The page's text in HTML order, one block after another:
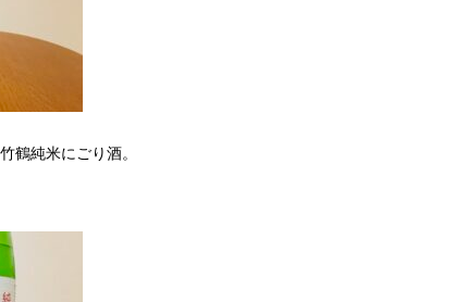
鶴純米にごり酒。